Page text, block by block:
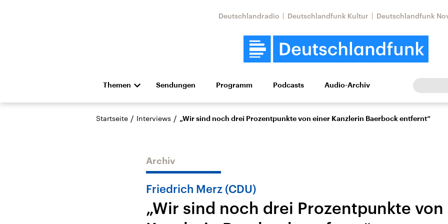
Deutschlandradio Deutschlandfunk Kultur Deutschlandfunk
Themen
Die Nachrichten Politik Wirtschaft Wissen Kultur Europa
Hörspiel und Feature Musik
Landtagswahl Sachsen-
Anhalt 2026
USA
Nahostkonflikt
Iran
Sendungen Programm Podcasts Audio-Archiv
Startseite / Interviews / „Wir sind noch drei Prozentpunkte von einer Kanzlerin Baerbock entfernt“
Archiv
Friedrich Merz (CDU)
„Wir sind noch drei Prozentpunkte